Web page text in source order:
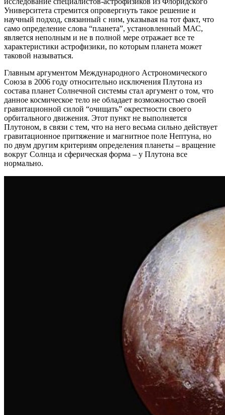
Университета стремится опровергнуть такое решение и
научный подход, связанный с ним, указывая на тот факт, что
само определение слова “планета”, установленный МАС,
является неполным и не в полной мере отражает все те
характеристики астрофизики, по которым планета может
таковой называться.
Главным аргументом Международного Астрономического
Союза в 2006 году относительно исключения Плутона из
состава планет Солнечной системы стал аргумент о том, что
данное космическое тело не обладает возможностью своей
гравитационной силой “очищать” окрестности своего
орбитального движения. Этот пункт не выполняется
Плутоном, в связи с тем, что на него весьма сильно действует
гравитационное притяжение и магнитное поле Нептуна, но
по двум другим критериям определения планеты – вращение
вокруг Солнца и сферическая форма – у Плутона все
нормально.